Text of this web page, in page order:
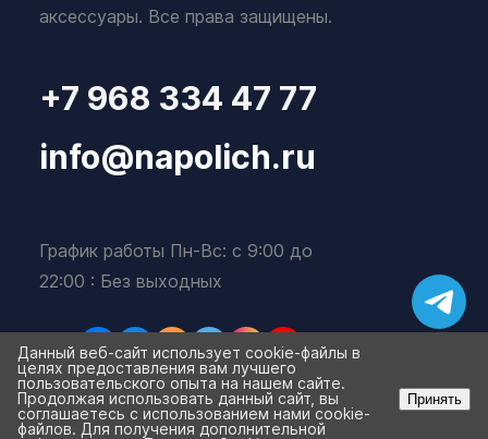
аксессуары. Все права защищены.
+7 968 334 47 77
info@napolich.ru
График работы Пн-Вс: с 9:00 до
22:00 : Без выходных
Данный веб-сайт использует cookie-файлы в
целях предоставления вам лучшего
пользовательского опыта на нашем сайте.
Продолжая использовать данный сайт, вы
соглашаетесь с использованием нами cookie-
файлов. Для получения дополнительной
Принять